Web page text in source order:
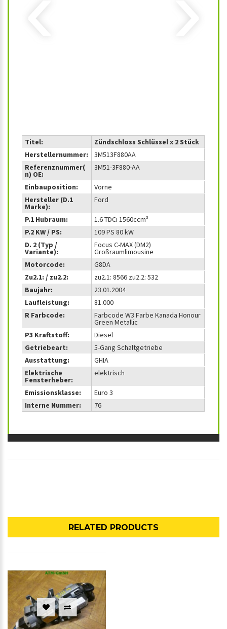
Titel:
Zündschloss Schlüssel x 2 Stück
Herstellernummer:
3M513F880AA
Referenznummer(
n) OE:
3M51-3F880-AA
Einbauposition:
Vorne
Hersteller (D.1
Marke):
Ford
P.1 Hubraum:
1.6 TDCi 1560ccm³
P.2 KW / PS:
109 PS 80 kW
D. 2 (Typ /
Variante):
Focus C-MAX (DM2)
Großraumlimousine
Motorcode:
G8DA
Zu2.1: / zu2.2:
zu2.1: 8566 zu2.2: 532
Baujahr:
23.01.2004
Laufleistung:
81.000
R Farbcode:
Farbcode W3 Farbe Kanada Honour
Green Metallic
P3 Kraftstoff:
Diesel
Getriebeart:
5-Gang Schaltgetriebe
Ausstattung:
GHIA
Elektrische
Fensterheber:
elektrisch
Emissionsklasse:
Euro 3
Interne Nummer:
76
RELATED PRODUCTS